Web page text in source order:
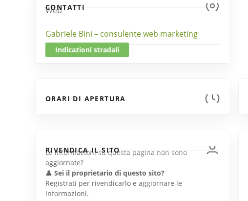
CONTATTI
Web
Gabriele Bini – consulente web marketing
Indicazioni stradali
ORARI DI APERTURA
RIVENDICA IL SITO
Le informazioni su questa pagina non sono
aggiornate?
👤 Sei il proprietario di questo sito?
Registrati per rivendicarlo e aggiornare le
informazioni.